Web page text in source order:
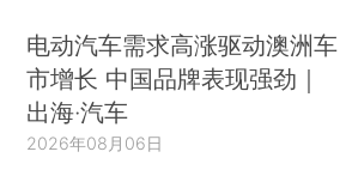
电动汽车需求高涨驱动澳洲车
市增长 中国品牌表现强劲｜
出海·汽车
2026年08月06日